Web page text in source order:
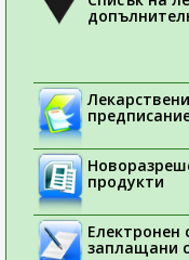
продукти
Електронен
заплащани